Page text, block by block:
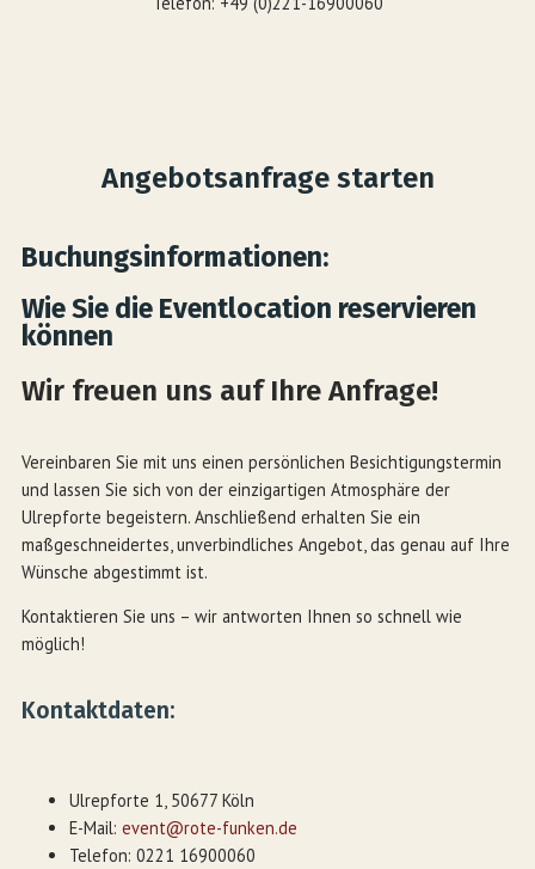
Angebotsanfrage starten
Buchungsinformationen:
Wie Sie die Eventlocation reservieren
können
Wir freuen uns auf Ihre Anfrage!
Vereinbaren Sie mit uns einen persönlichen Besichtigungstermin
und lassen Sie sich von der einzigartigen Atmosphäre der
Ulrepforte begeistern. Anschließend erhalten Sie ein
maßgeschneidertes, unverbindliches Angebot, das genau auf Ihre
Wünsche abgestimmt ist.
Kontaktieren Sie uns – wir antworten Ihnen so schnell wie
möglich!
Kontaktdaten:
Ulrepforte 1, 50677 Köln
E-Mail: event@rote-funken.de
Telefon: 0221 16900060